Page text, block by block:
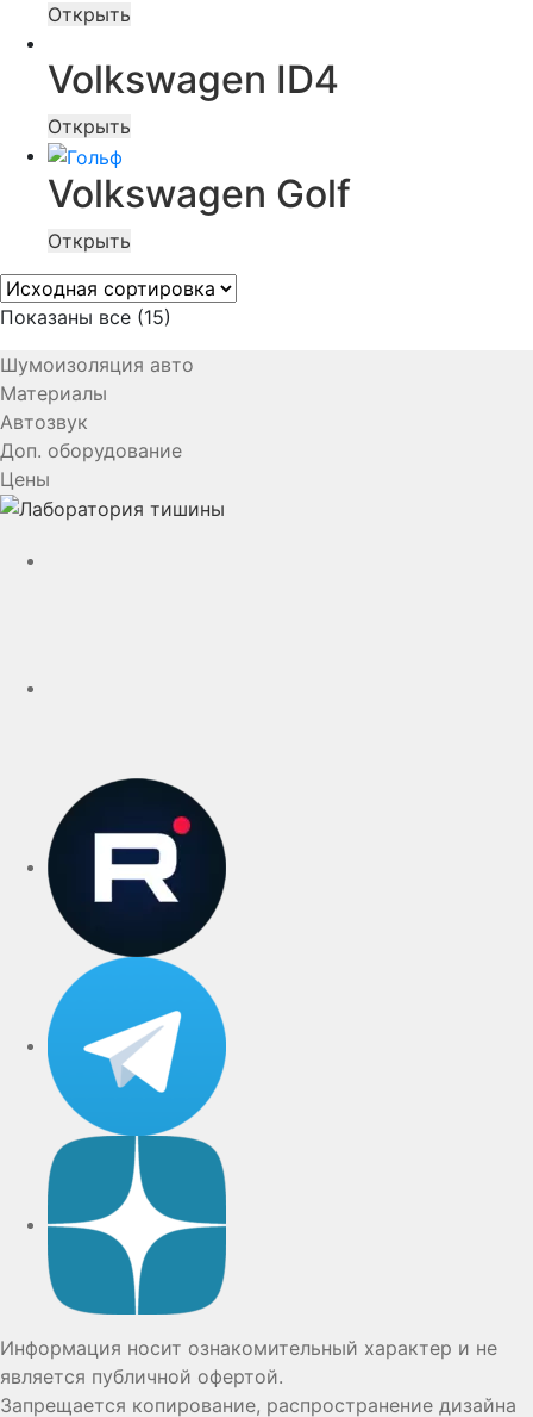
Открыть
Volkswagen ID4
Открыть
Volkswagen Golf
Открыть
Показаны все (15)
Шумоизоляция авто
Материалы
Автозвук
Доп. оборудование
Цены
Информация носит ознакомительный характер и не
является публичной офертой.
Запрещается копирование, распространение дизайна